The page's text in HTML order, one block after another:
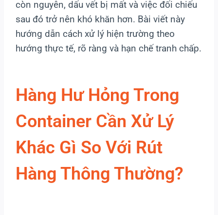
còn nguyên, dấu vết bị mất và việc đối chiếu
sau đó trở nên khó khăn hơn. Bài viết này
hướng dẫn cách xử lý hiện trường theo
hướng thực tế, rõ ràng và hạn chế tranh chấp.
Hàng Hư Hỏng Trong
Container Cần Xử Lý
Khác Gì So Với Rút
Hàng Thông Thường?